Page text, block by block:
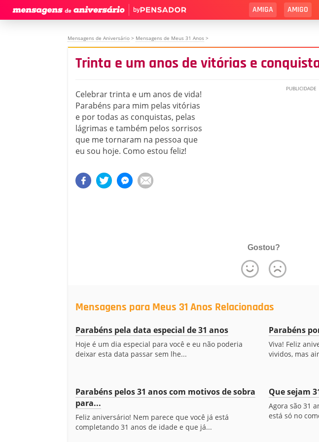
by AMIGA AMIGO
Mensagens de Aniversário > Mensagens de Meus 31 Anos >
Trinta e um anos de vitórias e
Celebrar trinta e um anos de vida!
Parabéns para mim pelas vitórias
e por todas as conquistas, pelas
lágrimas e também pelos sorrisos
que me tornaram na pessoa que
eu sou hoje. Como estou feliz!
Gostou?
Mensagens para Meus 31 Anos Relacionadas
Parabéns pela data especial de 31 anos
Hoje é um dia especial para você e eu não poderia
deixar esta data passar sem lhe...
Parabéns
Viva! Feliz
vividos, mas
Parabéns pelos 31 anos com motivos de sobra
para...
Feliz aniversário! Nem parece que você já está
completando 31 anos de idade e que já...
Que sejam
Agora são 31
está só no